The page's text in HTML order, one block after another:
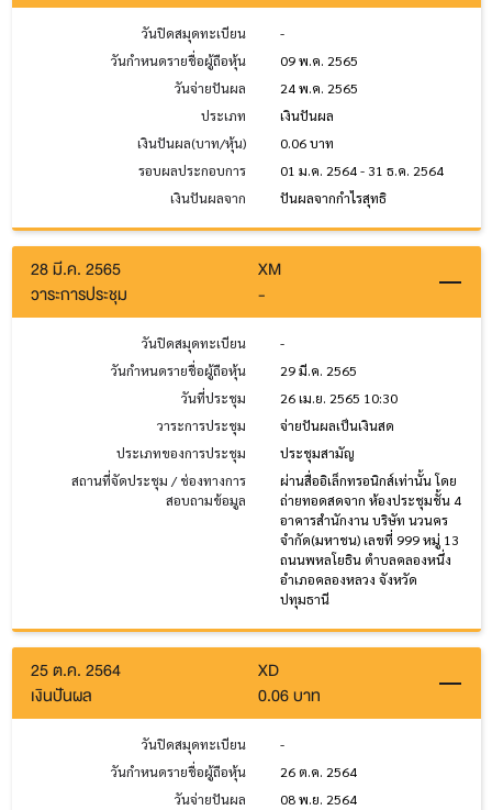
วันปิดสมุดทะเบียน
-
วันกำหนดรายชื่อผู้ถือหุ้น
09 พ.ค. 2565
วันจ่ายปันผล
24 พ.ค. 2565
ประเภท
เงินปันผล
เงินปันผล(บาท/หุ้น)
0.06 บาท
รอบผลประกอบการ
01 ม.ค. 2564 - 31 ธ.ค. 2564
เงินปันผลจาก
ปันผลจากกำไรสุทธิ
28 มี.ค. 2565
XM
วาระการประชุม
-
วันปิดสมุดทะเบียน
-
วันกำหนดรายชื่อผู้ถือหุ้น
29 มี.ค. 2565
วันที่ประชุม
26 เม.ย. 2565 10:30
วาระการประชุม
จ่ายปันผลเป็นเงินสด
ประเภทของการประชุม
ประชุมสามัญ
สถานที่จัดประชุม / ช่องทางการ
สอบถามข้อมูล
ผ่านสื่ออิเล็กทรอนิกส์เท่านั้น โดย
ถ่ายทอดสดจาก ห้องประชุมชั้น 4
อาคารสำนักงาน บริษัท นวนคร
จำกัด(มหาชน) เลขที่ 999 หมู่ 13
ถนนพหลโยธิน ตำบลคลองหนึ่ง
อำเภอคลองหลวง จังหวัด
ปทุมธานี
25 ต.ค. 2564
XD
เงินปันผล
0.06 บาท
วันปิดสมุดทะเบียน
-
วันกำหนดรายชื่อผู้ถือหุ้น
26 ต.ค. 2564
วันจ่ายปันผล
08 พ.ย. 2564